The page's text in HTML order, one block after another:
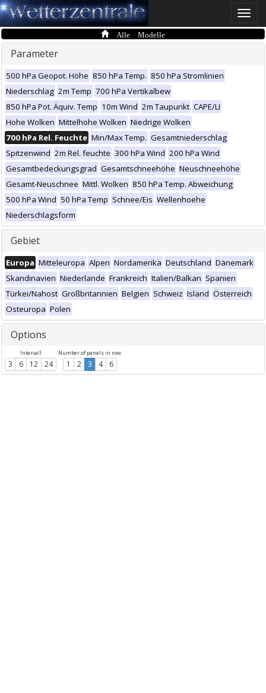
Toggle
Alle Modelle
Parameter
500 hPa Geopot. Höhe 850 hPa Temp. 850 hPa Stromlinien
Niederschlag 2m Temp 700 hPa Vertikalbew
850 hPa Pot. Äquiv. Temp 10m Wind 2m Taupunkt CAPE/LI
Hohe Wolken Mittelhohe Wolken Niedrige Wolken
700 hPa Rel. Feuchte Min/Max Temp. Gesamtniederschlag
Spitzenwind 2m Rel. feuchte 300 hPa Wind 200 hPa Wind
Gesamtbedeckungsgrad Gesamtschneehöhe Neuschneehöhe
Gesamt-Neuschnee Mittl. Wolken 850 hPa Temp. Abweichung
500 hPa Wind 50 hPa Temp Schnee/Eis Wellenhoehe
Niederschlagsform
Gebiet
Europa Mitteleuropa Alpen Nordamerika Deutschland Dänemark
Skandinavien Niederlande Frankreich Italien/Balkan Spanien
Türkei/Nahost Großbritannien Belgien Schweiz Island Österreich
Osteuropa Polen
Options
Intervall
3 6 12 24
Number of panels in row
1 2 3 4 6